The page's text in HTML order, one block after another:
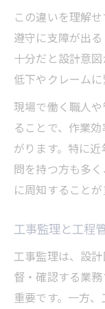
この違いを理解
遵守に支障が出
十分だと設計意
低下やクレームに
現場で働く職人
ることで、作業
がります。特に
問を持つ方も多
に周知することが
工事監理と工程
工事監理は、設
督・確認する業
重要です。一方